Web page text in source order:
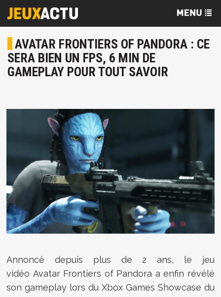
AVATAR FRONTIERS OF PANDORA : CE
SERA BIEN UN FPS, 6 MIN DE
GAMEPLAY POUR TOUT SAVOIR
Annoncé depuis plus de 2 ans, le jeu
vidéo Avatar Frontiers of Pandora a enfin révélé
son gameplay lors du Xbox Games Showcase du